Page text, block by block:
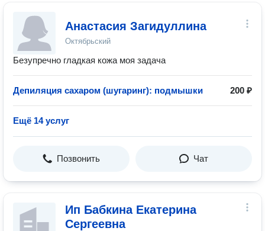
Анастасия Загидуллина
Октябрьский
Безупречно гладкая кожа моя задача
Депиляция сахаром (шугаринг): подмышки 200 ₽
Ещё 14 услуг
Позвонить Чат
Ип Бабкина Екатерина
Сергеевна